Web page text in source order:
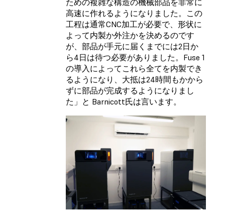
ための複雑な構造の機械部品を非常に
高速に作れるようになりました。この
工程は通常CNC加工が必要で、形状に
よって内製か外注かを決めるのです
が、部品が手元に届くまでには2日か
ら4日は待つ必要がありました。Fuse 1
の導入によってこれら全てを内製でき
るようになり、大抵は24時間もかから
ずに部品が完成するようになりまし
た」と Barnicott氏は言います。